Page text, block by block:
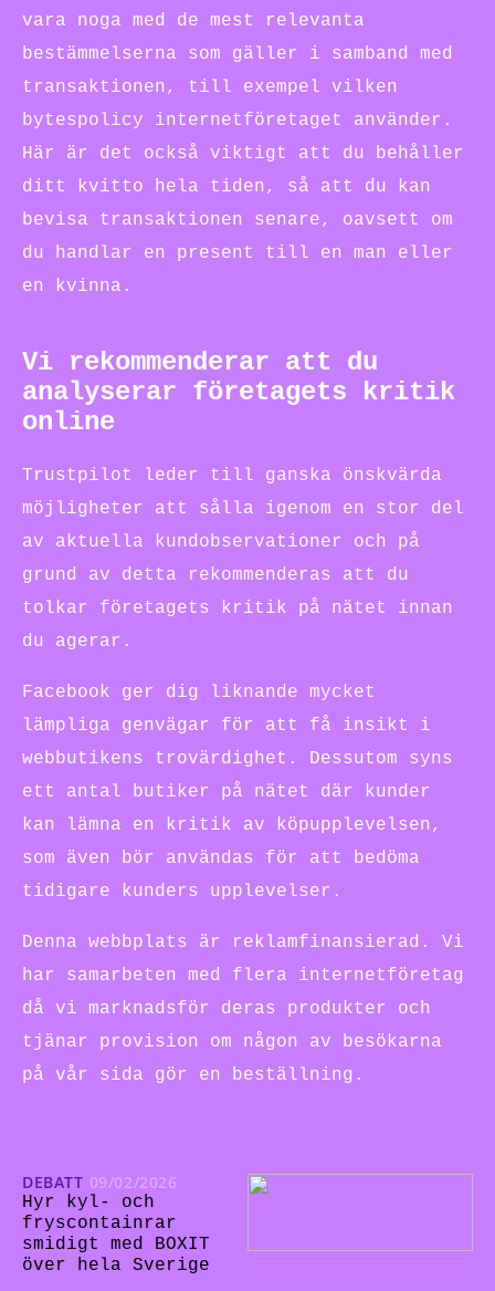
vara noga med de mest relevanta
bestämmelserna som gäller i samband med
transaktionen, till exempel vilken
bytespolicy internetföretaget använder.
Här är det också viktigt att du behåller
ditt kvitto hela tiden, så att du kan
bevisa transaktionen senare, oavsett om
du handlar en present till en man eller
en kvinna.
Vi rekommenderar att du
analyserar företagets kritik
online
Trustpilot leder till ganska önskvärda
möjligheter att sålla igenom en stor del
av aktuella kundobservationer och på
grund av detta rekommenderas att du
tolkar företagets kritik på nätet innan
du agerar.
Facebook ger dig liknande mycket
lämpliga genvägar för att få insikt i
webbutikens trovärdighet. Dessutom syns
ett antal butiker på nätet där kunder
kan lämna en kritik av köpupplevelsen,
som även bör användas för att bedöma
tidigare kunders upplevelser.
Denna webbplats är reklamfinansierad. Vi
har samarbeten med flera internetföretag
då vi marknadsför deras produkter och
tjänar provision om någon av besökarna
på vår sida gör en beställning.
DEBATT 09/02/2026
Hyr kyl- och
fryscontainrar
smidigt med BOXIT
över hela Sverige